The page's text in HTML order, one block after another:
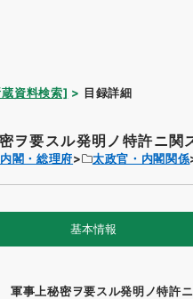
資料検索] 目録詳細
ヲ要スル発明ノ特許ニ
内閣・総理府 太政官・内閣関係
基本情報
軍事上秘密ヲ要スル発明ノ特許